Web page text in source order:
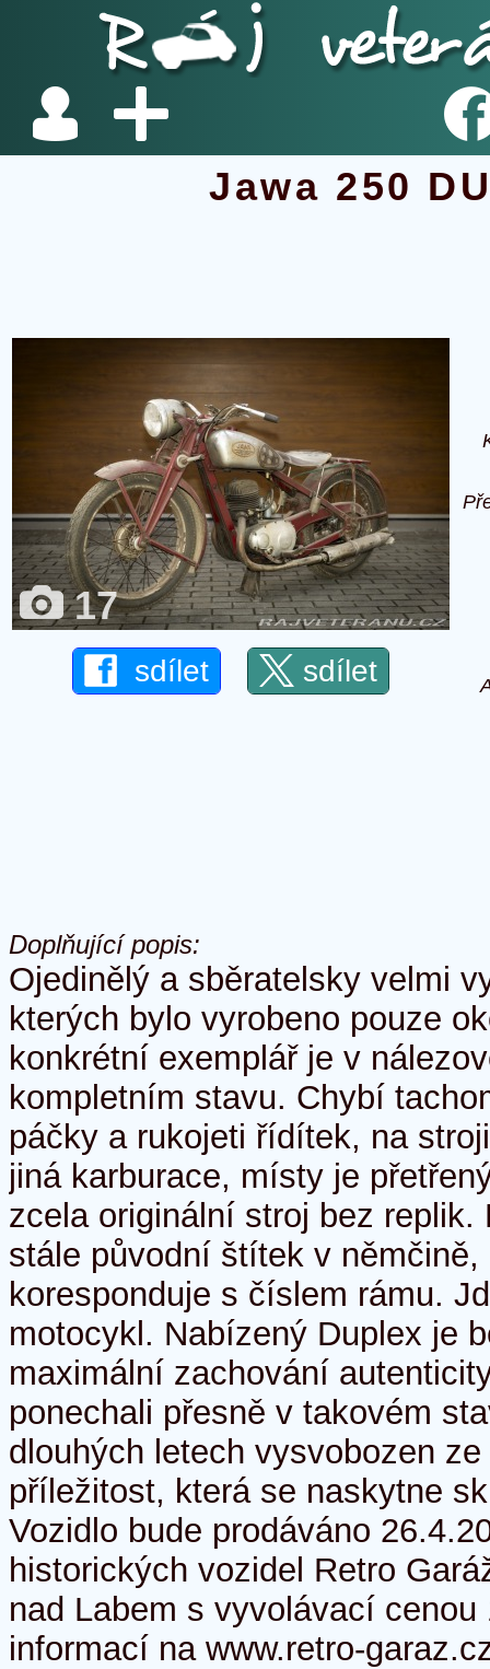
Jawa 250
17
sdílet sdílet
Doplňující popis:
Ojedinělý a sběratelsky velmi
kterých bylo vyrobeno pouze
konkrétní exemplář je v
kompletním stavu. Chybí
páčky a rukojeti řídítek, na
jiná karburace, místy je
zcela originální stroj bez replik.
stále původní štítek v
koresponduje s číslem rámu.
motocykl. Nabízený Duplex je
maximální zachování
ponechali přesně v takovém
dlouhých letech vysvobozen
příležitost, která se naskytne
Vozidlo bude prodáváno
historických vozidel Retro
nad Labem s vyvolávací
informací na www.retro-